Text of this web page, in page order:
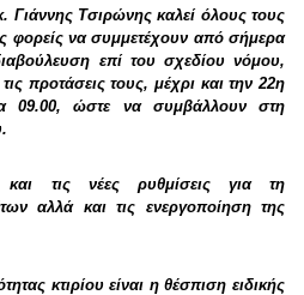
Τσιρώνης καλεί όλους τους
φορείς να συμμετέχουν από σήμερα
επί του σχεδίου νόμου,
προτάσεις τους, μέχρι και την 22η
09.00, ώστε να συμβάλλουν στη
και τις νέες ρυθμίσεις για τη
αλλά και τις ενεργοποίηση της
κτιρίου είναι η θέσπιση ειδικής